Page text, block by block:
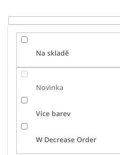
Na skladě
Novinka
Více barev
W Decrease Order